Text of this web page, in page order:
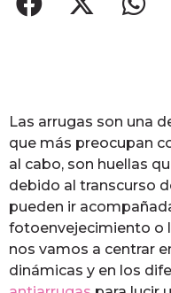
Las arrugas son una
que más preocupan
al cabo, son huellas
debido al transcurso
pueden ir
fotoenvejecimiento o
nos vamos a centrar
dinámicas y en los